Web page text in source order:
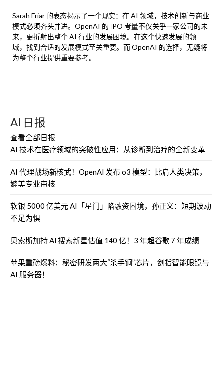
Sarah Friar 的表态揭示了一个现实：在 AI 领域，技术创新与商业
模式必须齐头并进。OpenAI 的 IPO 考量不仅关乎一家公司的未
来，更折射出整个 AI 行业的发展困境。在这个快速发展的领
域，找到合适的发展模式至关重要。而 OpenAI 的选择，无疑将
为整个行业提供重要参考。
AI 日报
查看全部日报
AI 技术在医疗领域的突破性应用：从诊断到治疗的全新变革
AI 代理战场新核武！OpenAI 发布 o3 模型：比肩人类决策，
媲美专业审核
软银 5000 亿美元 AI「星门」陷融资困境，孙正义：短期波动
不足为惧
贝索斯加持 AI 搜索新星估值 140 亿！3 年超谷歌 7 年成绩
苹果重磅爆料：秘密研发两大“杀手锏”芯片，剑指智能眼镜与
AI 服务器！